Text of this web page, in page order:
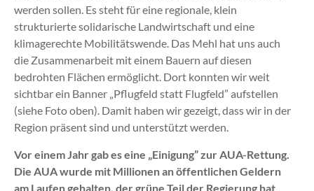
werden sollen. Es steht für eine regionale, klein
strukturierte solidarische Landwirtschaft und eine
klimagerechte Mobilitätswende. Das Mehl hat uns auch
die Zusammenarbeit mit einem Bauern auf diesen
bedrohten Flächen ermöglicht. Dort konnten wir weit
sichtbar ein Banner „Pflugfeld statt Flugfeld” aufstellen
(siehe Foto oben). Damit haben wir gezeigt, dass wir in der
Region präsent sind und unterstützt werden.
Vor einem Jahr gab es eine „Einigung” zur AUA-Rettung.
Die AUA wurde mit Millionen an öffentlichen Geldern
am Laufen gehalten, der grüne Teil der Regierung hat